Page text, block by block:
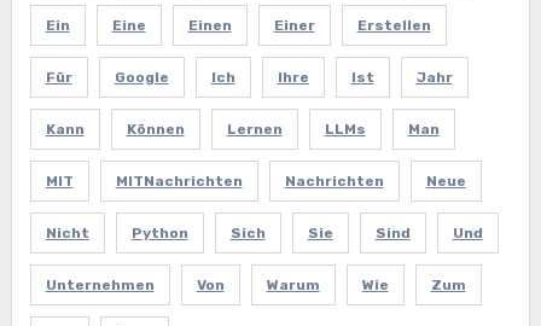
Ein Eine Einen Einer Erstellen
Für Google Ich Ihre Ist Jahr
Kann Können Lernen LLMs Man
MIT MITNachrichten Nachrichten Neue
Nicht Python Sich Sie Sind Und
Unternehmen Von Warum Wie Zum